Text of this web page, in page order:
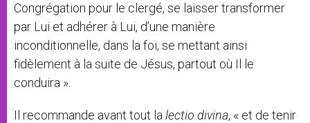
Congrégation pour le clergé, se laisser transformer
par Lui et adhérer à Lui, d’une manière
inconditionnelle, dans la foi, se mettant ainsi
fidèlement à la suite de Jésus, partout où Il le
conduira ».
Il recommande avant tout la lectio divina, « et de tenir